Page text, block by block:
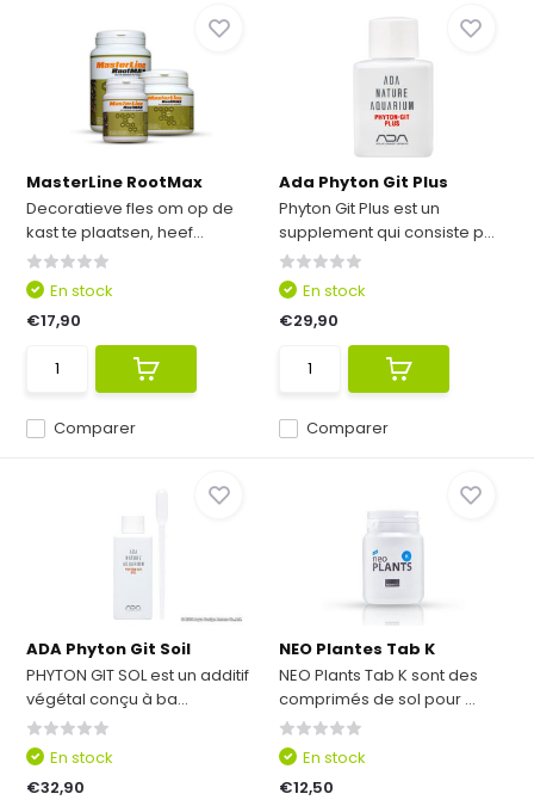
MasterLine RootMax
Decoratieve fles om op de
kast te plaatsen, heef...
Comparer
En stock
€17,90
Ada Phyton Git Plus
Phyton Git Plus est un
supplement qui consiste p...
Comparer
En stock
€29,90
ADA Phyton Git Soil
PHYTON GIT SOL est un additif
végétal conçu à ba...
En stock
€32,90
NEO Plantes Tab K
NEO Plants Tab K sont des
comprimés de sol pour ...
En stock
€12,50